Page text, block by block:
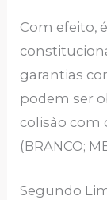
Com efeito,
garantias
podem ser
colisão com
(BRANCO;
Segundo